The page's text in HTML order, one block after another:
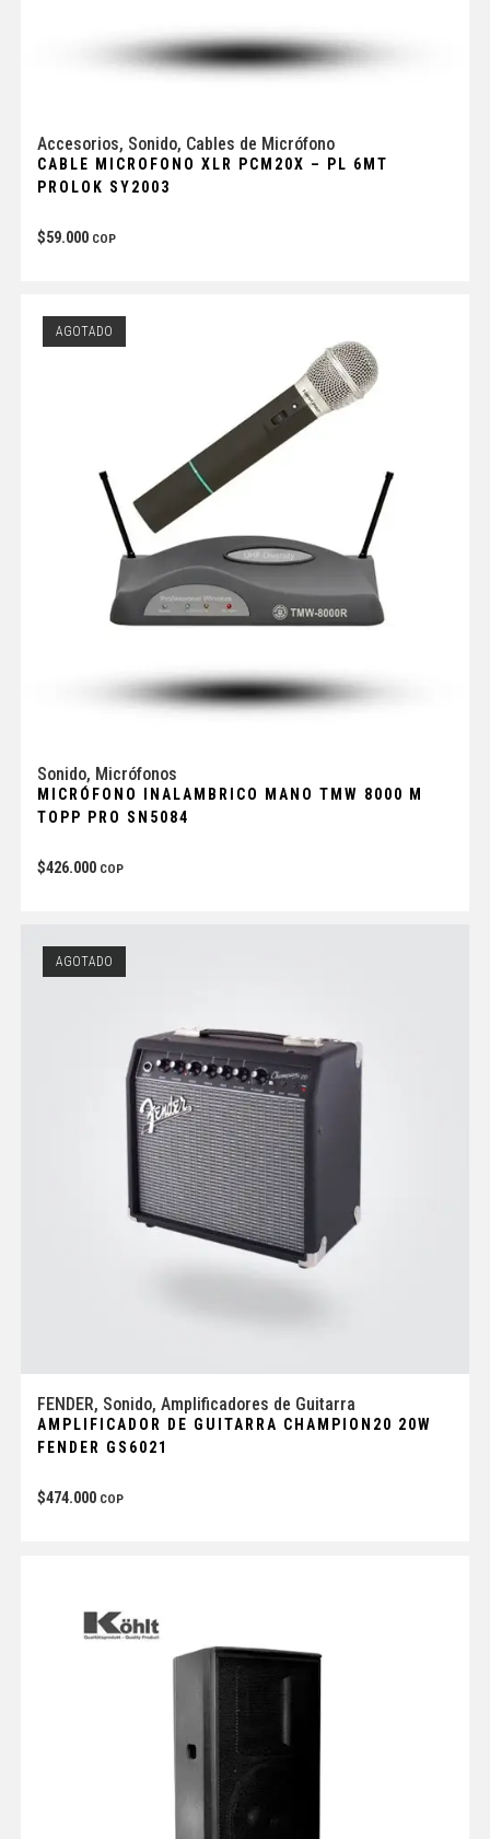
Accesorios, Sonido, Cables de Micrófono
CABLE MICROFONO XLR PCM20X – PL 6MT
PROLOK SY2003
$59.000 COP
AGOTADO
Sonido, Micrófonos
MICRÓFONO INALAMBRICO MANO TMW 8000 M
TOPP PRO SN5084
$426.000 COP
AGOTADO
FENDER, Sonido, Amplificadores de Guitarra
AMPLIFICADOR DE GUITARRA CHAMPION20 20W
FENDER GS6021
$474.000 COP